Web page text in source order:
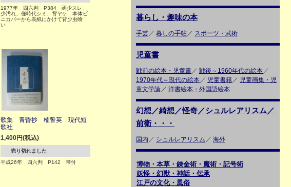
1977年 四六判 P384 函少スレ、
少汚れ、僅時代シミ、背ヤケ 本体ビ
ニカバーから表紙にかけて背少虫喰
い
歌集 青昏抄 楠誓英 現代短
歌社
1,400円(税込)
売り切れました
平成26年 四六判 P142 帯付
暮らし・趣味の本
手芸／ 暮しの手帖／ スポーツ・武術
児童書
戦前の絵本・児童書／ 戦後～1960年代の絵本／
1970年代～現代の絵本／ 児童書籍／ 児童画集・児
童文学論／ 洋書絵本・外国語絵本
幻想／綺想／怪奇／シュルレアリスム／
前衛・・・
国内 ／ シュルレアリスム ／ 海外
博物・本草・錬金術・魔術・記号術
妖怪・幻獣・神話・伝承
江戸の文化・風俗